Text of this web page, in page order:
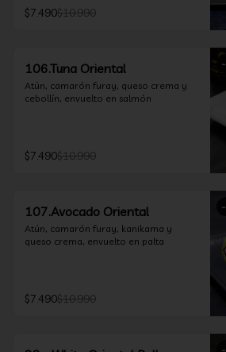
$7.490$10.990
-
106.Tuna Oriental
Atún, camarón furay, queso crema y
cebollín, envuelto en salmón
$7.490$10.990
-
107.Avocado Oriental
Atún, camarón furay, kanikama y
queso crema, envuelto en palta
$7.490$10.990